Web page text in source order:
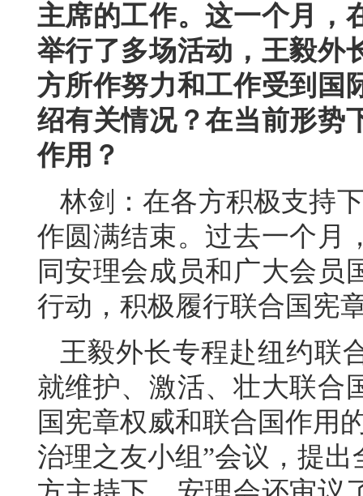
主席的工作。这一个月，
举行了多场活动，王毅外
方所作努力和工作受到国
绍有关情况？在当前形势
作用？
林剑：在各方积极支持
作圆满结束。过去一个月
同安理会成员和广大会员
行动，积极履行联合国宪
王毅外长专程赴纽约联
就维护、激活、壮大联合
国宪章权威和联合国作用
治理之友小组”会议，提